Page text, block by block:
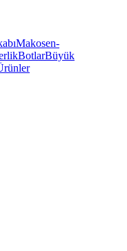
Makosen-
BotlarBüyük